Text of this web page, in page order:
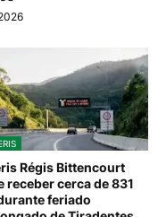
Régis Bittencourt
receber cerca de 831
feriado